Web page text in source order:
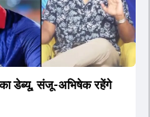
डेब्यू, संजू-अभिषेक रहेंगे